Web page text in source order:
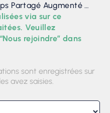
Partagé Augmenté …
via sur ce
Veuillez
rejoindre” dans
sont enregistrées sur
avez saisies.